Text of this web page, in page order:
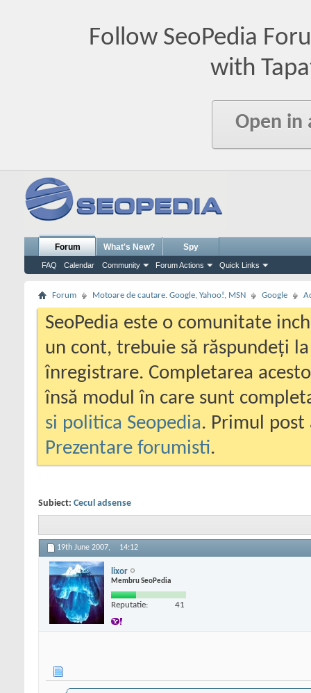
Follow SeoPedia
with
Open in
Forum
FAQ Calendar Community Forum Actions Quick Links
What's New? Spy
Forum Motoare de cautare. Google, Yahoo!, MSN Google
SeoPedia este o comunitate
un cont, trebuie să răspundeți
înregistrare. Completarea
însă modul în care sunt
si politica Seopedia. Primul
Prezentare forumisti.
Subiect: Cecul adsense
19th June 2007, 14:12
lixor
Membru SeoPedia
Reputatie: 41